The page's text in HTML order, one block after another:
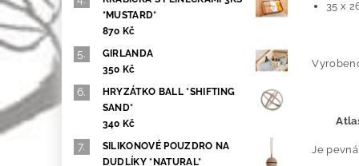
*MUSTARD*
870 Kč
GIRLANDA
350 Kč
HRYZÁTKO BALL *SHIFTING
SAND*
340 Kč
SILIKONOVÉ POUZDRO NA
DUDLÍKY *NATURAL*
35 x
Je